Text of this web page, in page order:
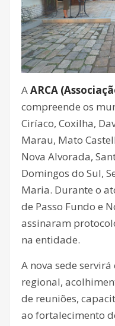
AARCA
compreende os
Ciríaco, Coxilha,
Marau, Mato
Nova Alvorada,
Domingos do Sul,
Maria. Durante o
de Passo Fundo e
assinaram
na entidade.
A nova sede
regional,
de reuniões,
ao fortalecimento